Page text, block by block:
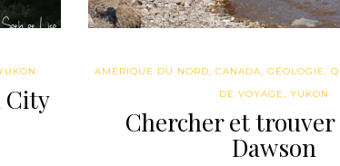
City
AMÉRIQUE DU NORD,CANADA,GÉOLOGIE,
DE VOYAGE, YUKON
Chercher et trouver
Dawson